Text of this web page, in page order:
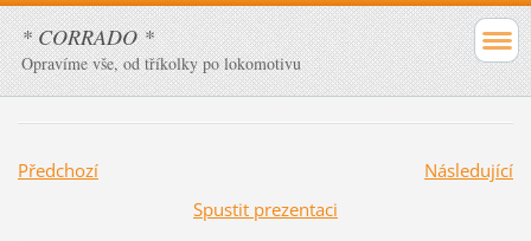
* CORRADO *
Opravíme vše, od tříkolky po lokomotivu
Předchozí
Následující
Spustit prezentaci